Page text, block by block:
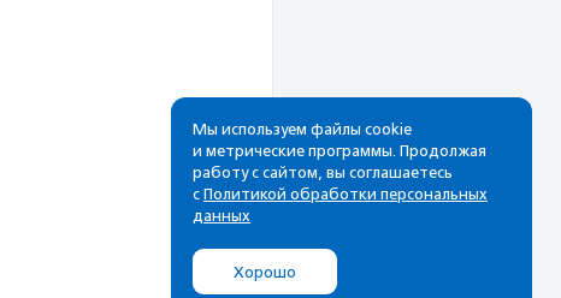
Мы используем файлы cookie
и метрические программы. Продолжая
работу с сайтом, вы соглашаетесь
с Политикой обработки персональных
данных
Хорошо